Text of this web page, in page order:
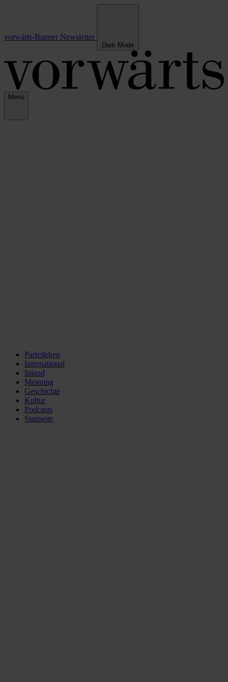
vorwärts-Banner Newsletter
Dark Mode
Menü
Parteileben
International
Inland
Meinung
Geschichte
Kultur
Podcasts
Startseite